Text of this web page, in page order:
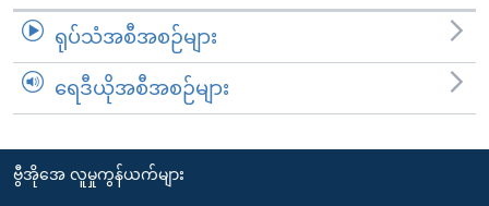
ရုပ်သံအစီအစဉ်များ
ရေဒီယိုအစီအစဉ်များ
ဗွီအိုအေ လူမှုကွန်ယက်များ